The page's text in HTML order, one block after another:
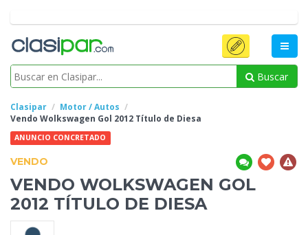
Buscar
Clasipar
Motor / Autos
Vendo Wolkswagen Gol 2012 Título de Diesa
ANUNCIO CONCRETADO
VENDO
VENDO WOLKSWAGEN GOL
2012 TÍTULO DE DIESA